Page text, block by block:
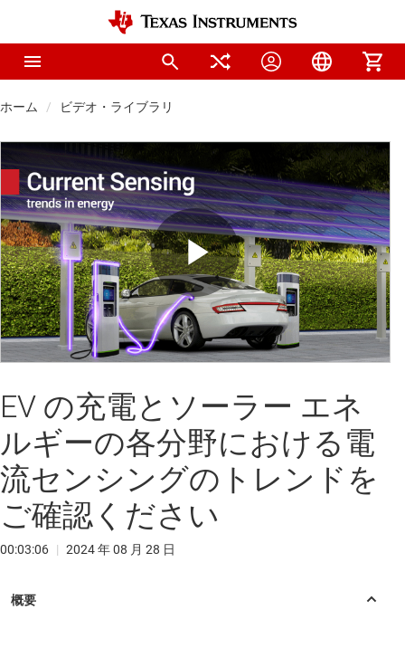
ホーム ビデオ・ライブラリ
Play
Video
EV の充電とソーラー エネ
ルギーの各分野における電
流センシングのトレンドを
ご確認ください
00:03:06 | 2024 年 08 月 28 日